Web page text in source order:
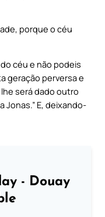
porque o céu
céu e não podeis
geração perversa e
será dado outro
E, deixando-
- Douay